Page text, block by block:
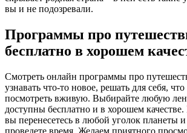
вы и не подозревали.
Программы про
бесплатно в хорошем
Смотреть онлайн программы про
узнавать что-то новое, решать для себя, что
посмотреть вживую. Выбирайте любую
доступны бесплатно и в хорошем
вы перенесетесь в любой уголок планеты
проведете время. Желаем приятного